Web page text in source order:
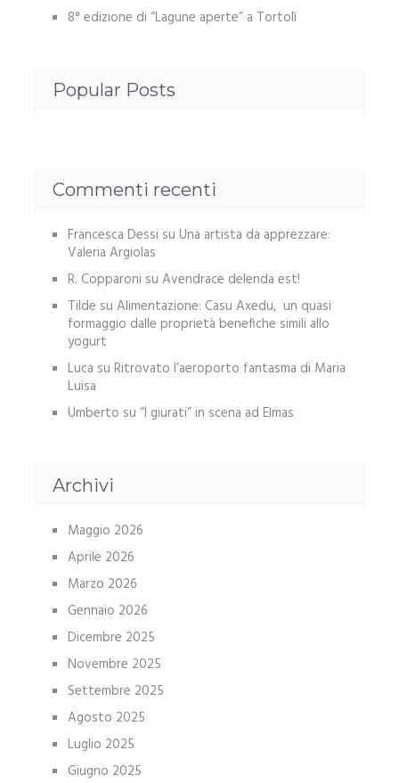
8° edizione di “Lagune aperte” a Tortolì
Popular Posts
Commenti recenti
Francesca Dessi su Una artista da apprezzare:
Valeria Argiolas
R. Copparoni su Avendrace delenda est!
Tilde su Alimentazione: Casu Axedu, un quasi
formaggio dalle proprietà benefiche simili allo
yogurt
Luca su Ritrovato l’aeroporto fantasma di Maria
Luisa
Umberto su “I giurati” in scena ad Elmas
Archivi
Maggio 2026
Aprile 2026
Marzo 2026
Gennaio 2026
Dicembre 2025
Novembre 2025
Settembre 2025
Agosto 2025
Luglio 2025
Giugno 2025